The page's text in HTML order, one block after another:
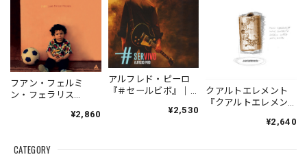
CATEGORY
フアン・フェルミ
ン・フェラリス
¥2,860
アルフレド・ピーロ
『＃セールビボ』｜
PIRO『#SERVIVO』
¥2,530
クアルトエレメント
『クアルトエレメン
Cuartoelemento『Cu
（007RECORDS-27）
¥2,640